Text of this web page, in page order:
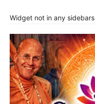
Widget not in any sidebars